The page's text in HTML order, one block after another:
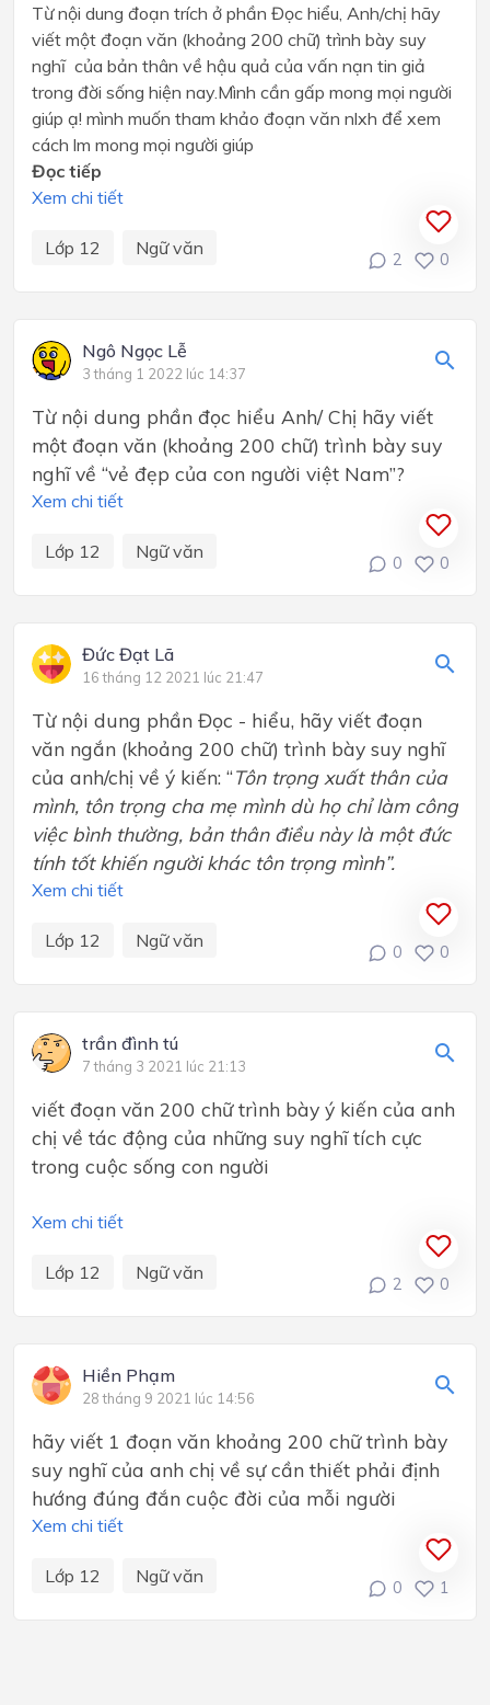
Từ nội dung đoạn trích ở phần Đọc hiểu, Anh/chị hãy
viết một đoạn văn (khoảng 200 chữ) trình bày suy
nghĩ của bản thân về hậu quả của vấn nạn tin giả
trong đời sống hiện nay.Mình cần gấp mong mọi người
giúp ạ! mình muốn tham khảo đoạn văn nlxh để xem
cách lm mong mọi người giúp
Đọc tiếp
Xem chi tiết
Lớp 12 Ngữ văn
2 0
Ngô Ngọc Lễ
3 tháng 1 2022 lúc 14:37
Từ nội dung phần đọc hiểu Anh/ Chị hãy viết
một đoạn văn (khoảng 200 chữ) trình bày suy
nghĩ về “vẻ đẹp của con người việt Nam”?
Xem chi tiết
Lớp 12 Ngữ văn
0 0
Đức Đạt Lã
16 tháng 12 2021 lúc 21:47
Từ nội dung phần Đọc - hiểu, hãy viết đoạn
văn ngắn (khoảng 200 chữ) trình bày suy nghĩ
của anh/chị về ý kiến: “Tôn trọng xuất thân của
mình, tôn trọng cha mẹ mình dù họ chỉ làm công
việc bình thường, bản thân điều này là một đức
tính tốt khiến người khác tôn trọng mình”.
Xem chi tiết
Lớp 12 Ngữ văn
0 0
trần đình tú
7 tháng 3 2021 lúc 21:13
viết đoạn văn 200 chữ trình bày ý kiến của anh
chị về tác động của những suy nghĩ tích cực
trong cuộc sống con người
Xem chi tiết
Lớp 12 Ngữ văn
2 0
Hiền Phạm
28 tháng 9 2021 lúc 14:56
hãy viết 1 đoạn văn khoảng 200 chữ trình bày
suy nghĩ của anh chị về sự cần thiết phải định
hướng đúng đắn cuộc đời của mỗi người
Xem chi tiết
Lớp 12 Ngữ văn
0 1